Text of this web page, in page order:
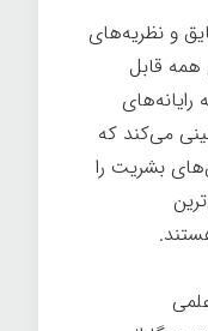
و نظریه‌های
همه قابل
می‌کند که
بشریت را